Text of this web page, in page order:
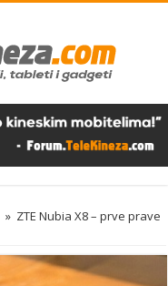
» ZTE Nubia X8 – prve prave